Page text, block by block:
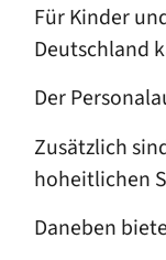
Für Kinder
Deutschland
Der
Zusätzlich
hoheitlichen
Daneben